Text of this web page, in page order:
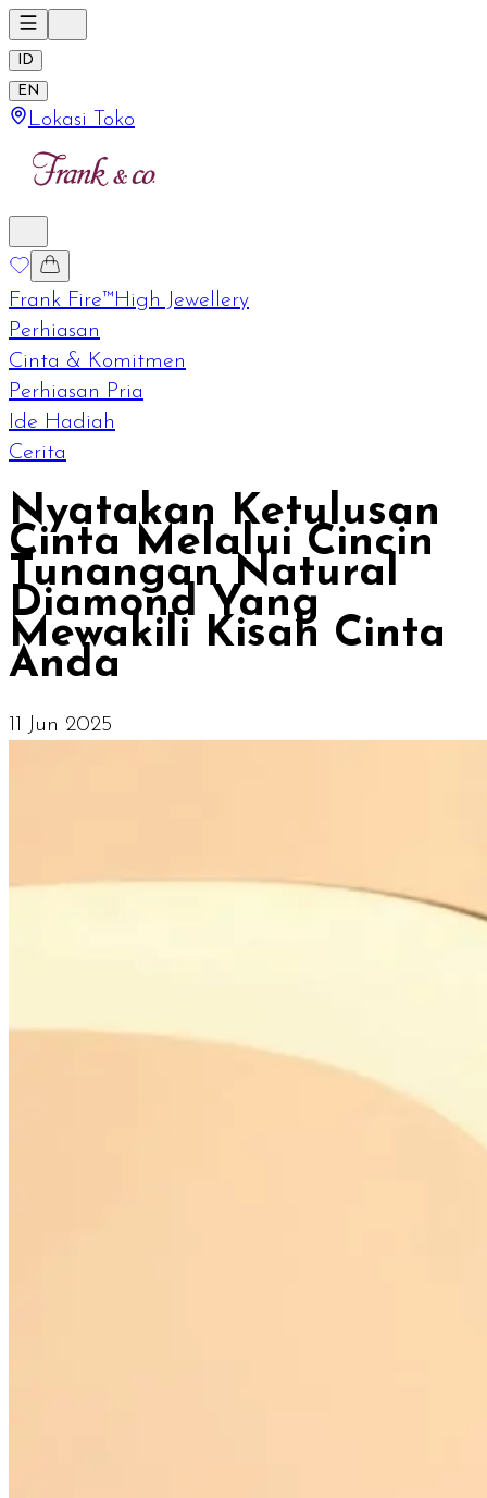
ID
EN
Lokasi Toko
Frank Fire™High Jewellery
Perhiasan
Cinta & Komitmen
Perhiasan Pria
Ide Hadiah
Cerita
Nyatakan Ketulusan
Cinta Melalui Cincin
Tunangan Natural
Diamond Yang
Mewakili Kisah Cinta
Anda
11 Jun 2025